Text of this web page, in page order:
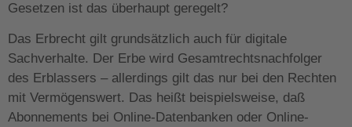
Gesetzen ist das überhaupt geregelt?
Das Erbrecht gilt grundsätzlich auch für digitale
Sachverhalte. Der Erbe wird Gesamtrechtsnachfolger
des Erblassers – allerdings gilt das nur bei den Rechten
mit Vermögenswert. Das heißt beispielsweise, daß
Abonnements bei Online-Datenbanken oder Online-